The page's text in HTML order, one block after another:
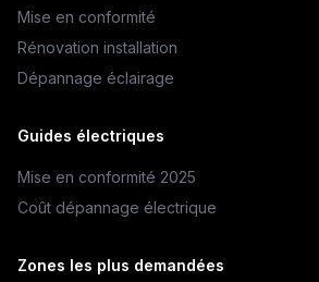
Mise en conformité
Rénovation installation
Dépannage éclairage
Guides électriques
Mise en conformité 2025
Coût dépannage électrique
Zones les plus demandées